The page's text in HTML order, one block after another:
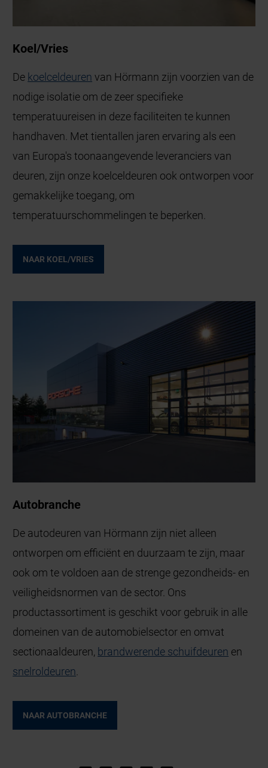
Koel/Vries
De koelceldeuren van Hörmann zijn voorzien van de
nodige isolatie om de zeer specifieke
temperatuureisen in deze faciliteiten te kunnen
handhaven. Met tientallen jaren ervaring als een
van Europa's toonaangevende leveranciers van
deuren, zijn onze koelceldeuren ook ontworpen voor
gemakkelijke toegang, om
temperatuurschommelingen te beperken.
NAAR KOEL/VRIES
Autobranche
De autodeuren van Hörmann zijn niet alleen
ontworpen om efficiënt en duurzaam te zijn, maar
ook om te voldoen aan de strenge gezondheids- en
veiligheidsnormen van de sector. Ons
productassortiment is geschikt voor gebruik in alle
domeinen van de automobielsector en omvat
sectionaaldeuren, brandwerende schuifdeuren en
snelroldeuren.
NAAR AUTOBRANCHE